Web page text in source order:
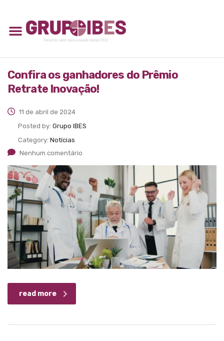
Confira os ganhadores do Prêmio
Retrate Inovação!
11 de abril de 2024
Posted by: Grupo IBES
Category: Notícias
Nenhum comentário
read more